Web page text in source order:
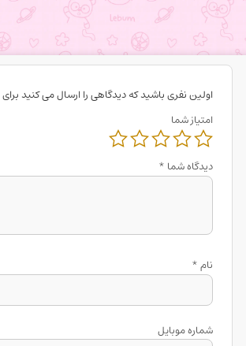
اولین نفری باشید که دیدگاهی را ارسال می کنید
امتیاز شما
دیدگاه شما *
نام*
شماره موبایل